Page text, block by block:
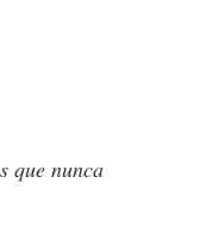
que nunca